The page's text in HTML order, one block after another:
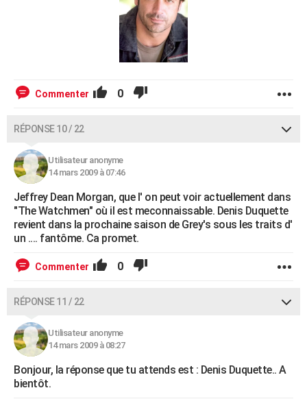
Commenter 0
RÉPONSE 10 / 22
Utilisateur anonyme
14 mars 2009 à 07:46
Jeffrey Dean Morgan, que l' on peut voir actuellement dans
"The Watchmen" où il est meconnaissable. Denis Duquette
revient dans la prochaine saison de Grey's sous les traits d'
un .... fantôme. Ca promet.
Commenter 0
RÉPONSE 11 / 22
Utilisateur anonyme
14 mars 2009 à 08:27
Bonjour, la réponse que tu attends est : Denis Duquette.. A
bientôt.